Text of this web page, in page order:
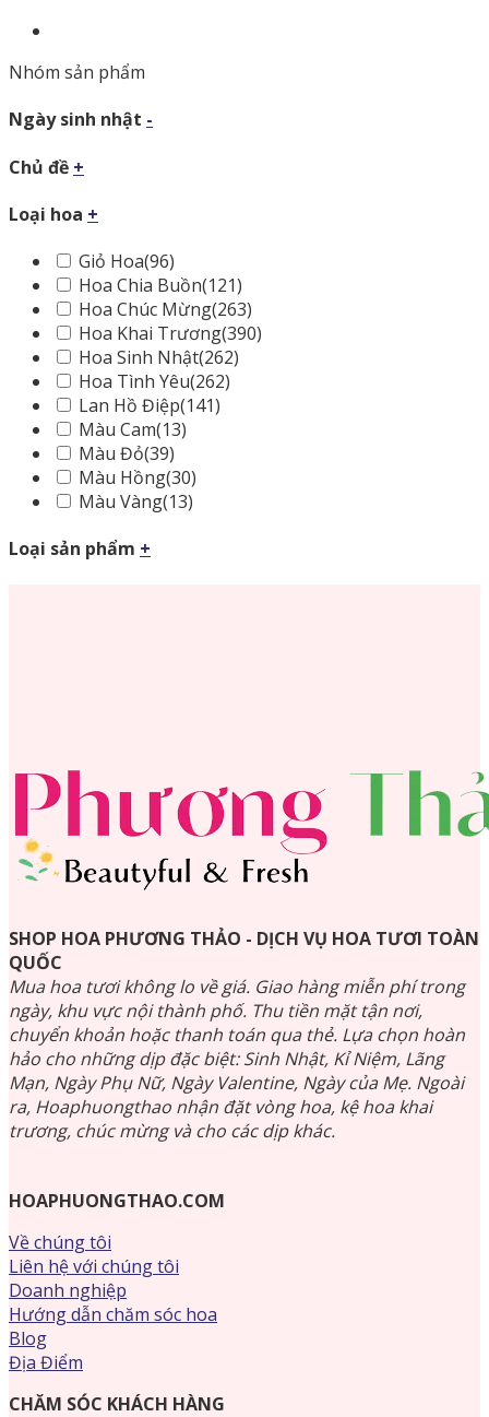
Nhóm sản phẩm
Ngày sinh nhật -
Chủ đề +
Loại hoa +
Giỏ Hoa(96)
Hoa Chia Buồn(121)
Hoa Chúc Mừng(263)
Hoa Khai Trương(390)
Hoa Sinh Nhật(262)
Hoa Tình Yêu(262)
Lan Hồ Điệp(141)
Màu Cam(13)
Màu Đỏ(39)
Màu Hồng(30)
Màu Vàng(13)
Loại sản phẩm +
SHOP HOA PHƯƠNG THẢO - DỊCH VỤ HOA TƯƠI TOÀN
QUỐC
Mua hoa tươi không lo về giá. Giao hàng miễn phí trong
ngày, khu vực nội thành phố. Thu tiền mặt tận nơi,
chuyển khoản hoặc thanh toán qua thẻ. Lựa chọn hoàn
hảo cho những dịp đặc biệt: Sinh Nhật, Kỉ Niệm, Lãng
Mạn, Ngày Phụ Nữ, Ngày Valentine, Ngày của Mẹ. Ngoài
ra, Hoaphuongthao nhận đặt vòng hoa, kệ hoa khai
trương, chúc mừng và cho các dịp khác.
HOAPHUONGTHAO.COM
Về chúng tôi
Liên hệ với chúng tôi
Doanh nghiệp
Hướng dẫn chăm sóc hoa
Blog
Địa Điểm
CHĂM SÓC KHÁCH HÀNG